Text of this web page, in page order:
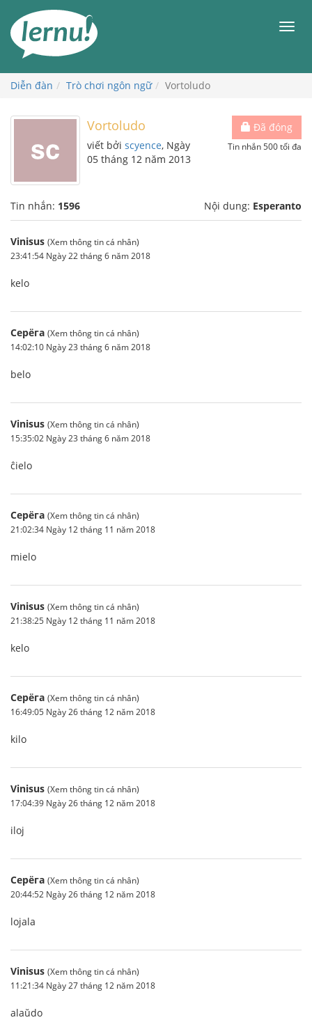
đến
phần
dung
Diễn đàn Trò chơi ngôn ngữ Vortoludo
Đã đóng
Tin nhắn 500 tối đa
Vortoludo
viết bởi scyence, Ngày
05 tháng 12 năm 2013
Tin nhắn: 1596 Nội dung: Esperanto
Vinisus (Xem thông tin cá nhân)
23:41:54 Ngày 22 tháng 6 năm 2018
kelo
Серёга (Xem thông tin cá nhân)
14:02:10 Ngày 23 tháng 6 năm 2018
belo
Vinisus (Xem thông tin cá nhân)
15:35:02 Ngày 23 tháng 6 năm 2018
ĉielo
Серёга (Xem thông tin cá nhân)
21:02:34 Ngày 12 tháng 11 năm 2018
mielo
Vinisus (Xem thông tin cá nhân)
21:38:25 Ngày 12 tháng 11 năm 2018
kelo
Серёга (Xem thông tin cá nhân)
16:49:05 Ngày 26 tháng 12 năm 2018
kilo
Vinisus (Xem thông tin cá nhân)
17:04:39 Ngày 26 tháng 12 năm 2018
iloj
Серёга (Xem thông tin cá nhân)
20:44:52 Ngày 26 tháng 12 năm 2018
lojala
Vinisus (Xem thông tin cá nhân)
11:21:34 Ngày 27 tháng 12 năm 2018
alaŭdo